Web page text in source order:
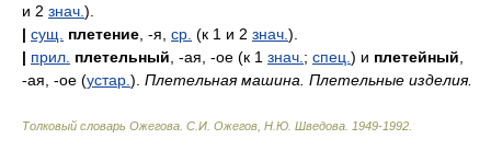
и 2 знач. ).
| сущ. плетение , -я, ср. (к 1 и 2 знач. ).
| прил. плетельный , -ая, -ое (к 1 знач. ; спец. ) и плетейный
-ая, -ое (устар. ). Плетельная машина. Плетельные изделия.
Толковый словарь Ожегова С.И. Ожегов, Н.Ю. Шведова. 1949-1992